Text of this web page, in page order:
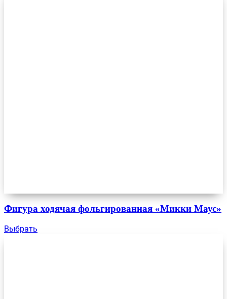
Фигура ходячая фольгированная «Микки Маус»
Выбрать